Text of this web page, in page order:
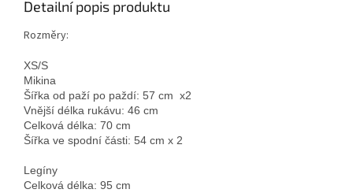
Detailní popis produktu
Rozměry:
XS/S
Mikina
Šířka od paží po paždí: 57 cm  x2
Vnější délka rukávu: 46 cm
Celková délka: 70 cm
Šířka ve spodní části: 54 cm x 2
Legíny
Celková délka: 95 cm